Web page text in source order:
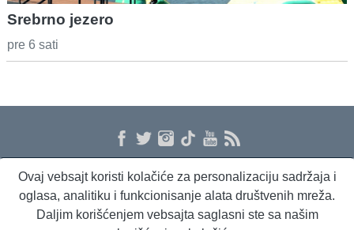
Srebrno jezero
pre 6 sati
O nama Proizvodi i usluge Politika privatnosti Kontakt RSS
Ovaj vebsajt koristi kolačiće za personalizaciju sadržaja i
oglasa, analitiku i funkcionisanje alata društvenih mreža.
Daljim korišćenjem vebsajta saglasni ste sa našim